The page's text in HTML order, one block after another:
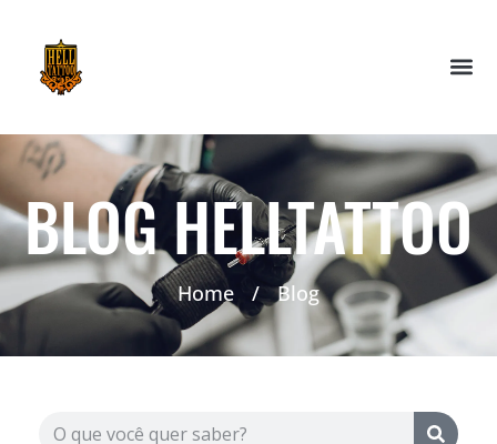
BLOG HELLTATTOO
Home / Blog